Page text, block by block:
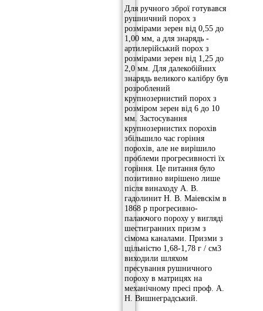
Для ручного зброї готувався
рушничний порох з
розмірами зерен від 0,55 до
1,00 мм, а для знарядь -
артилерійський порох з
розмірами зерен від 1,25 до
2,0 мм. Для далекобійних
знарядь великого калібру був
розроблений
крупнозернистий порох з
розміром зерен від 6 до 10
мм. Застосування
крупнозернистих порохів
збільшило час горіння
порохів, але не вирішило
проблеми прогресивності їх
горіння. Це питання було
позитивно вирішено лише
після винаходу А. В.
гадолинит Н. В. Маіевскім в
1868 р прогресивно-
палаючого пороху у вигляді
шестигранних призм з
сімома каналами. Призми з
щільністю 1,68-1,78 г / см3
виходили шляхом
пресування рушничного
пороху в матрицях на
механічному пресі проф. А.
Н. Вишнеградський.